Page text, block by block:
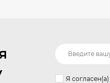
Я согласен(a)